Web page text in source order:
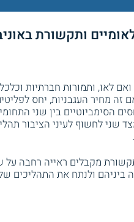
ותקשורת
לאו, ותמורות חברתיות
מחיר העגבניות, יחס
הסימביוטיים בין שני
שני לחשוף לעיני הציבור
מקבלים ראייה רחבה
ולנתח את התהליכים של